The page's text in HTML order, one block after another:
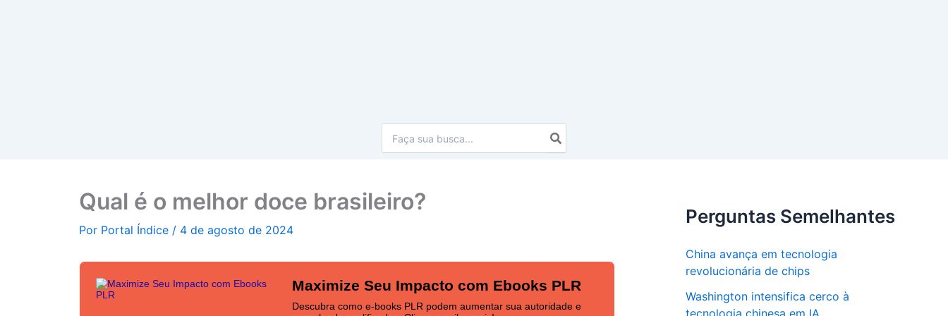
Qual é o melhor doce brasileiro?
Por Portal Índice / 4 de agosto de 2024
Maximize Seu Impacto com Ebooks PLR
Descubra como e-books PLR podem aumentar sua autoridade e
Perguntas Semelhantes
China avança em tecnologia
revolucionária de chips
Washington intensifica cerco à
tecnologia chinesa em IA